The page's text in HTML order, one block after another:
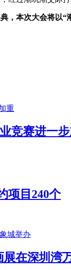
本次大会将以“
竞赛进一
项目240个
展在深圳湾